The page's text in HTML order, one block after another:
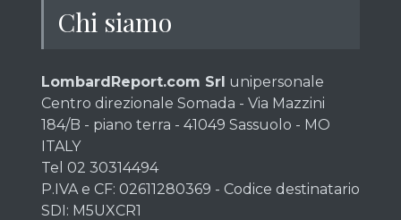
Chi siamo
LombardReport.com Srl unipersonale
Centro direzionale Somada - Via Mazzini
184/B - piano terra - 41049 Sassuolo - MO
ITALY
Tel 02 30314494
P.IVA e CF: 02611280369 - Codice destinatario
SDI: M5UXCR1